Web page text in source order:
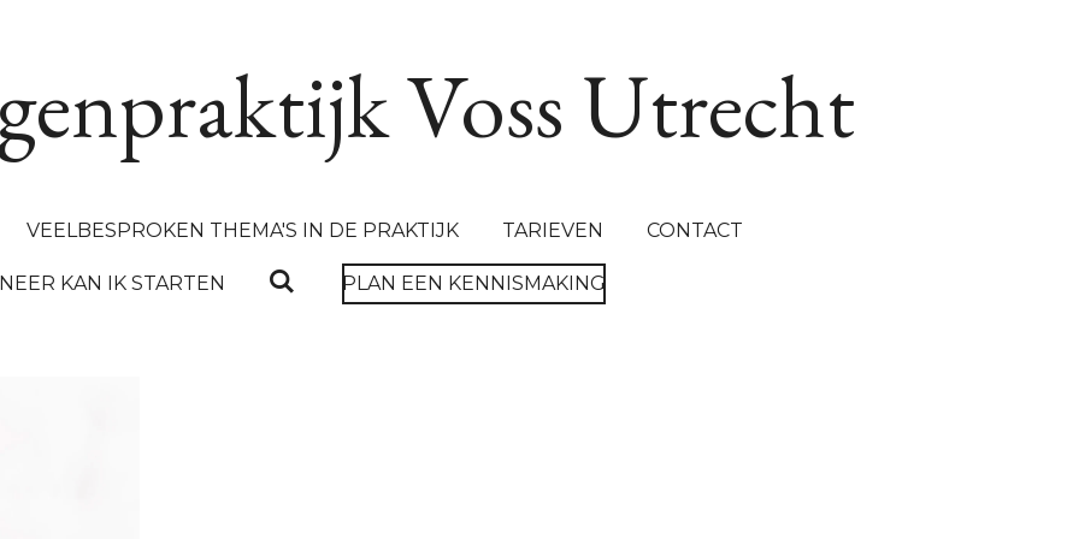
Voss Utrecht
VEELBESPROKEN THEMA'S IN DE PRAKTIJK TARIEVEN CONTACT
KAN IK STARTEN PLAN EEN KENNISMAKING